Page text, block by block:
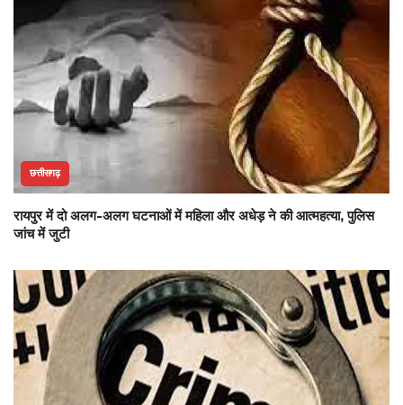
छत्तीसगढ़
रायपुर में दो अलग-अलग घटनाओं में महिला और अधेड़ ने की आत्महत्या, पुलिस
जांच में जुटी